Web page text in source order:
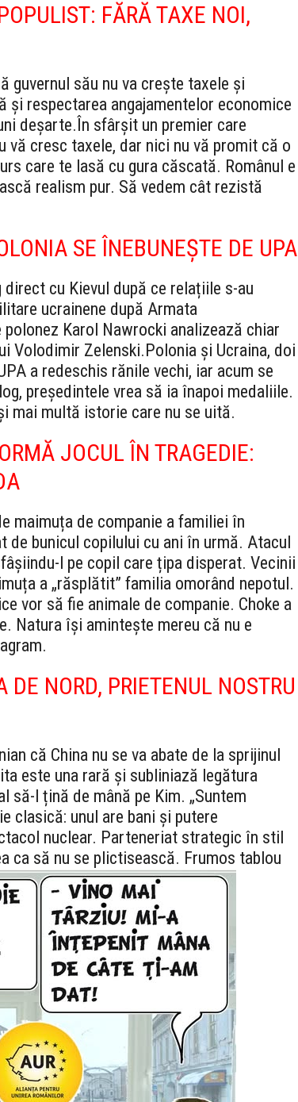
FĂRĂ TAXE NOI,
guvernul său nu va crește taxele și
respectarea angajamentelor economice
deșarte.În sfârșit un premier care
vă cresc taxele, dar nici nu vă promit că o
care te lasă cu gura căscată. Românul e
realism pur. Să vedem cât rezistă
SE ÎNEBUNEȘTE DE UPA
cu Kievul după ce relațiile s-au
ucrainene după Armata
Karol Nawrocki analizează chiar
Volodimir Zelenski.Polonia și Ucraina, doi
a redeschis rănile vechi, iar acum se
președintele vrea să ia înapoi medaliile.
mai multă istorie care nu se uită.
JOCUL ÎN TRAGEDIE:
maimuța de companie a familiei în
de bunicul copilului cu ani în urmă. Atacul
l pe copil care țipa disperat. Vecinii
a „răsplătit” familia omorând nepotul.
vor să fie animale de companie. Choke a
Natura își amintește mereu că nu e
NORD, PRIETENUL NOSTRU
că China nu se va abate de la sprijinul
este una rară și subliniază legătura
să-l țină de mână pe Kim. „Suntem
clasică: unul are bani și putere
nuclear. Parteneriat strategic în stil
ca să nu se plictisească. Frumos tablou